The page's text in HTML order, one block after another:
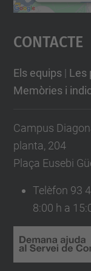
Contacte
Els equips | Les
Memòries i
Campus
planta, 204
Plaça Eusebi
Telèfon 93
8:00 h a